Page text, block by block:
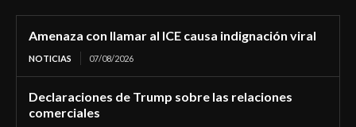
Amenaza con llamar al ICE causa indignación viral
NOTICIAS 07/08/2026
Declaraciones de Trump sobre las relaciones
comerciales